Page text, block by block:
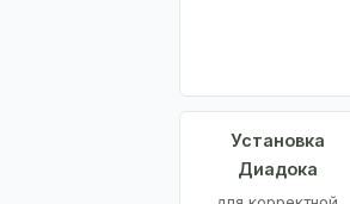
Установка
Диадока